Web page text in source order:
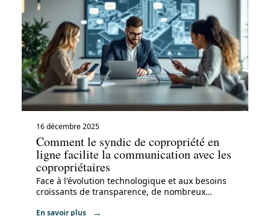
16 décembre 2025
Comment le syndic de copropriété en
ligne facilite la communication avec les
copropriétaires
Face à l'évolution technologique et aux besoins
croissants de transparence, de nombreux…
En savoir plus